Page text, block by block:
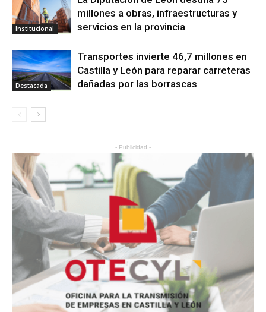
Institucional
millones a obras, infraestructuras y
servicios en la provincia
Destacada
Transportes invierte 46,7 millones en
Castilla y León para reparar carreteras
dañadas por las borrascas
- Publicidad -